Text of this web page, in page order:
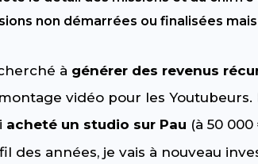
non démarrées ou finalisées
à générer des revenus
vidéo pour les Youtubeurs.
acheté un studio sur Pau (à 50
des années, je vais à nouveau